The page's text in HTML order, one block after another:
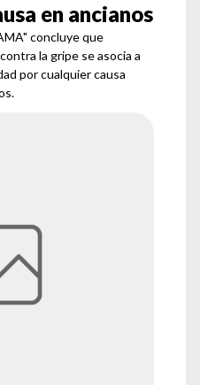
en ancianos
concluye que
la gripe se asocia a
por cualquier causa